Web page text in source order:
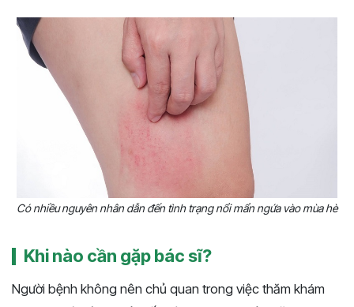
Có nhiều nguyên nhân dẫn đến tình trạng nổi mẩn ngứa vào mùa hè
Khi nào cần gặp bác sĩ?
Người bệnh không nên chủ quan trong việc thăm khám